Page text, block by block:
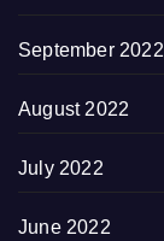
September 2022
August 2022
July 2022
June 2022